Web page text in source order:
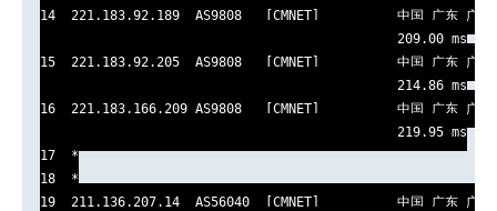
14  221.183.92.189  AS9808   [CMNET]          中国 广东 广
                                              209.00 ms
15  221.183.92.205  AS9808   [CMNET]          中国 广东 广
                                              214.86 ms
16  221.183.166.209 AS9808   [CMNET]          中国 广东 广
                                              219.95 ms
17  *
18  *
19  211.136.207.14  AS56040  [CMNET]          中国 广东 广